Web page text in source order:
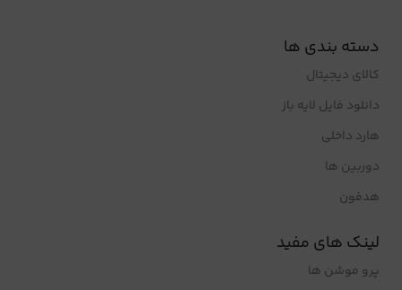
دسته بندی ها
کالای دیجیتال
دانلود فایل لایه باز
هارد داخلی
دوربین ها
هدفون
لینک های مفید
پرو موشن ها